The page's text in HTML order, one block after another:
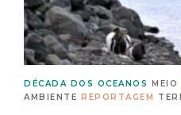
DÉCADA DOS OCEANOS
MEIO
AMBIENTE
REPORTAGEM